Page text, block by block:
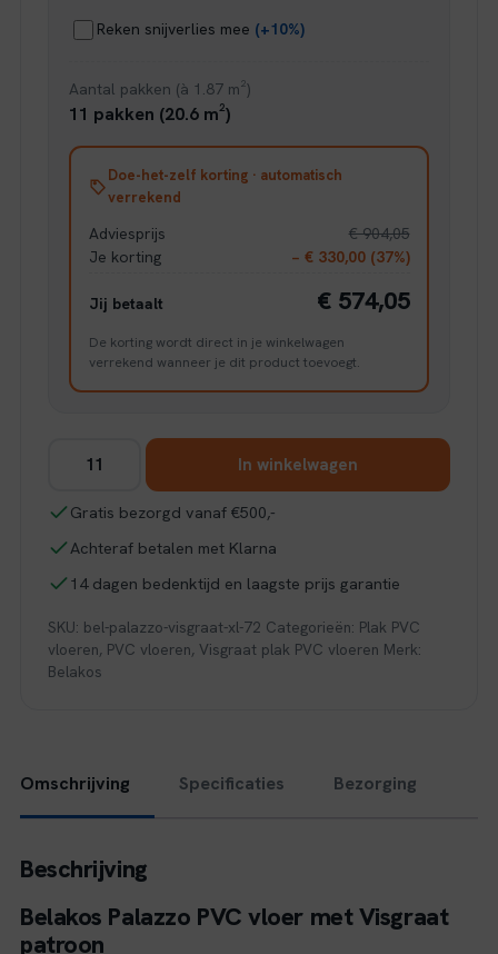
Reken snijverlies mee (+10%)
Aantal pakken (à 1.87 m²)
11 pakken (20.6 m²)
Doe-het-zelf korting · automatisch
verrekend
Adviesprijs
€ 904,05
Je korting
− € 330,00 (37%)
Jij betaalt € 574,05
De korting wordt direct in je winkelwagen
verrekend wanneer je dit product toevoegt.
Palazzo
visgraat
72
aantal
In winkelwagen
Gratis bezorgd vanaf €500,-
Achteraf betalen met Klarna
14 dagen bedenktijd en laagste prijs garantie
SKU: bel-palazzo-visgraat-xl-72 Categorieën: Plak PVC
vloeren, PVC vloeren, Visgraat plak PVC vloeren Merk:
Belakos
Omschrijving Specificaties Bezorging
Beschrijving
Belakos Palazzo PVC vloer met Visgraat
patroon